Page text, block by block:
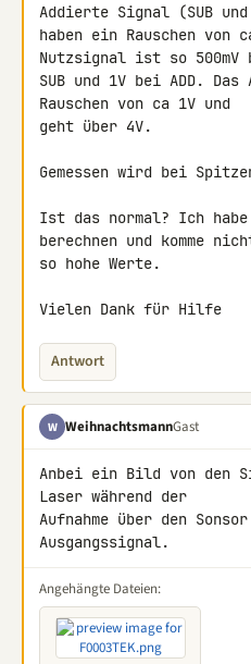
Addierte Signal (SUB und
haben ein Rauschen von
Nutzsignal ist so 500mV
SUB und 1V bei ADD.
Rauschen von ca 1V und
geht über 4V.
Gemessen wird bei
Ist das normal? Ich
berechnen und komme
so hohe Werte.
Vielen Dank für Hilfe
Antwort
W WeihnachtsmannGast
Anbei ein Bild von den
Laser während der
Aufnahme über den
Ausgangssignal.
Angehängte Dateien: